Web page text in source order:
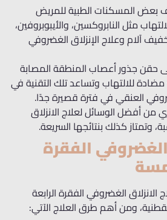
بعض المسكنات الطبية للمريض
مثل النابروكسين، والأيبوبروفين،
آلام وعلاج الإنزلاق الغضروفي
حقن جذور أعصاب المنطقة المصابة
مضادة للالتهاب وتساعد تلك التقنية في
العنقيفي فترة قصيرة جدًا.
من أفضل الوسائل لعلاج الانزلاق
وتمتاز كذلك بنتائجها السريعة.
الغضروفي الفقرة
الغضروفي الفقرة الرابعة
ومن أهم طرق العلاج الآتي: